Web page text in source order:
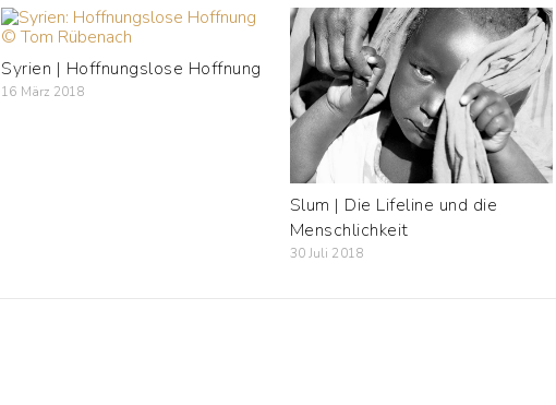
Syrien | Hoffnungslose Hoffnung
16 März 2018
Slum | Die Lifeline und die
Menschlichkeit
30 Juli 2018